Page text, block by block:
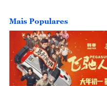
Mais Populares